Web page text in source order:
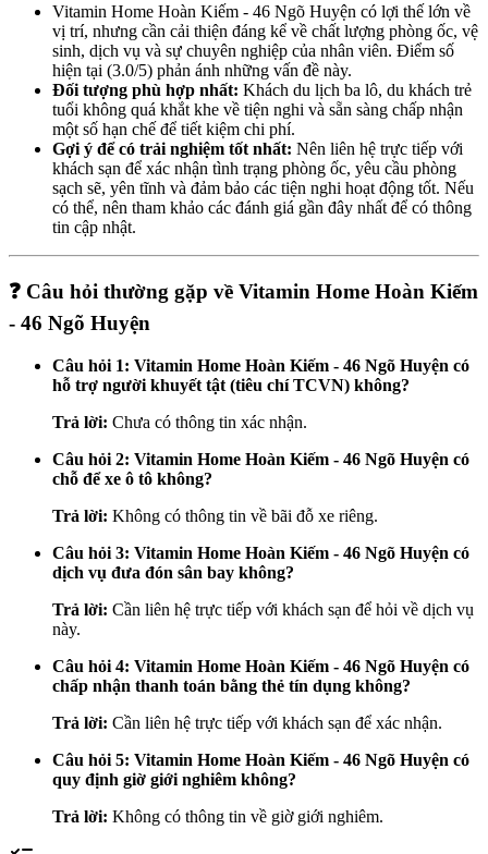
Vitamin Home Hoàn Kiếm - 46 Ngõ Huyện có lợi thế lớn về
vị trí, nhưng cần cải thiện đáng kể về chất lượng phòng ốc, vệ
sinh, dịch vụ và sự chuyên nghiệp của nhân viên. Điểm số
hiện tại (3.0/5) phản ánh những vấn đề này.
Đối tượng phù hợp nhất: Khách du lịch ba lô, du khách trẻ
tuổi không quá khắt khe về tiện nghi và sẵn sàng chấp nhận
một số hạn chế để tiết kiệm chi phí.
Gợi ý để có trải nghiệm tốt nhất: Nên liên hệ trực tiếp với
khách sạn để xác nhận tình trạng phòng ốc, yêu cầu phòng
sạch sẽ, yên tĩnh và đảm bảo các tiện nghi hoạt động tốt. Nếu
có thể, nên tham khảo các đánh giá gần đây nhất để có thông
tin cập nhật.
❓ Câu hỏi thường gặp về Vitamin Home Hoàn Kiếm
- 46 Ngõ Huyện
Câu hỏi 1: Vitamin Home Hoàn Kiếm - 46 Ngõ Huyện có
hỗ trợ người khuyết tật (tiêu chí TCVN) không?
Trả lời: Chưa có thông tin xác nhận.
Câu hỏi 2: Vitamin Home Hoàn Kiếm - 46 Ngõ Huyện có
chỗ để xe ô tô không?
Trả lời: Không có thông tin về bãi đỗ xe riêng.
Câu hỏi 3: Vitamin Home Hoàn Kiếm - 46 Ngõ Huyện có
dịch vụ đưa đón sân bay không?
Trả lời: Cần liên hệ trực tiếp với khách sạn để hỏi về dịch vụ
này.
Câu hỏi 4: Vitamin Home Hoàn Kiếm - 46 Ngõ Huyện có
chấp nhận thanh toán bằng thẻ tín dụng không?
Trả lời: Cần liên hệ trực tiếp với khách sạn để xác nhận.
Câu hỏi 5: Vitamin Home Hoàn Kiếm - 46 Ngõ Huyện có
quy định giờ giới nghiêm không?
Trả lời: Không có thông tin về giờ giới nghiêm.